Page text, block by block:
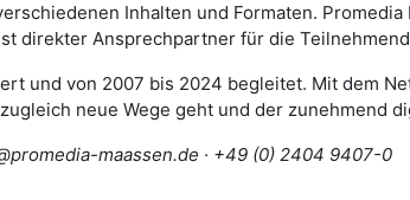
Inhalten und Formaten.
direkter Ansprechpartner für die
und von 2007 bis 2024 begleitet. Mit dem
neue Wege geht und der zunehmend
maassen.de · +49 (0) 2404 9407-0